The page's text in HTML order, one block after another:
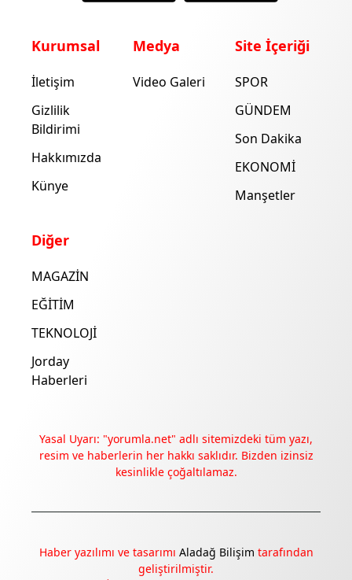
Deneyimini iyileştirmek ve içeriğimizi geliştirmek için çerezler
Kurumsal
İletişim
Gizlilik
Bildirimi
Hakkımızda
Künye
Medya
Video Galeri
Site İçeriği
SPOR
GÜNDEM
Son Dakika
EKONOMİ
Manşetler
Diğer
MAGAZİN
EĞİTİM
TEKNOLOJİ
Jorday
Haberleri
Yasal Uyarı: "yorumla.net" adlı sitemizdeki tüm yazı,
resim ve haberlerin her hakkı saklıdır. Bizden izinsiz
kesinlikle çoğaltılamaz.
Haber yazılımı ve tasarımı Aladağ Bilişim tarafından
geliştirilmiştir.